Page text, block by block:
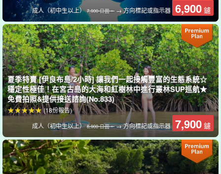
在宮古島（Miyako Island）壯觀的海灘上體驗SUP/獨木舟！
在住在 Miyako Island☆ 的導遊精心挑選的最美海灘上享受 SUP/划
獨木舟的樂趣。
成人（初中生以上）7,900 日圓。 → 方向標記或指示器 6,900 鑢
夏季特賣 [伊良布島/2小時] 讓我們一起接觸豐富的生態系統☆
穩定性極佳！在宮古島的大海和紅樹林中進行叢林SUP巡航★
免費拍照&提供接送諮詢(No.833)
成人（初中生以上）8,900 日圓。→ 方向標記或指示器 7,900 鑢
(18份報告)